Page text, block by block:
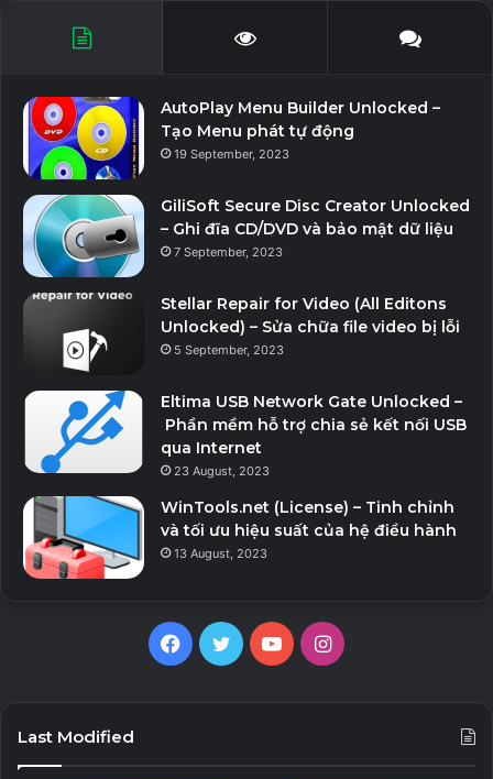
AutoPlay Menu Builder Unlocked –
Tạo Menu phát tự động
19 September, 2023
GiliSoft Secure Disc Creator Unlocked
– Ghi đĩa CD/DVD và bảo mật dữ liệu
7 September, 2023
Stellar Repair for Video (All Editons
Unlocked) – Sửa chữa file video bị lỗi
5 September, 2023
Eltima USB Network Gate Unlocked –
Phần mềm hỗ trợ chia sẻ kết nối USB
qua Internet
23 August, 2023
WinTools.net (License) – Tinh chỉnh
và tối ưu hiệu suất của hệ điều hành
13 August, 2023
F
T
Y
I
Last Modified